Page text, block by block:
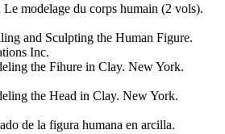
modelage du corps humain (2 vols).
and Sculpting the Human Figure.
Inc.
the Fihure in Clay. New York.
the Head in Clay. New York.
de la figura humana en arcilla.